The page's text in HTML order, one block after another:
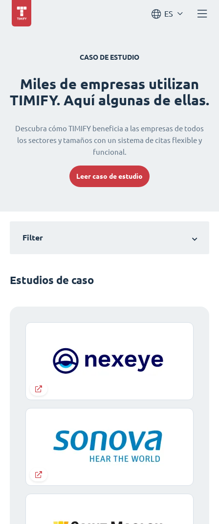
ES
CASO DE ESTUDIO
Miles de empresas utilizan
TIMIFY. Aquí algunas de ellas.
Descubra cómo TIMIFY beneficia a las empresas de todos
los sectores y tamaños con un sistema de citas flexible y
funcional.
Leer caso de estudio
Filter
Estudios de caso